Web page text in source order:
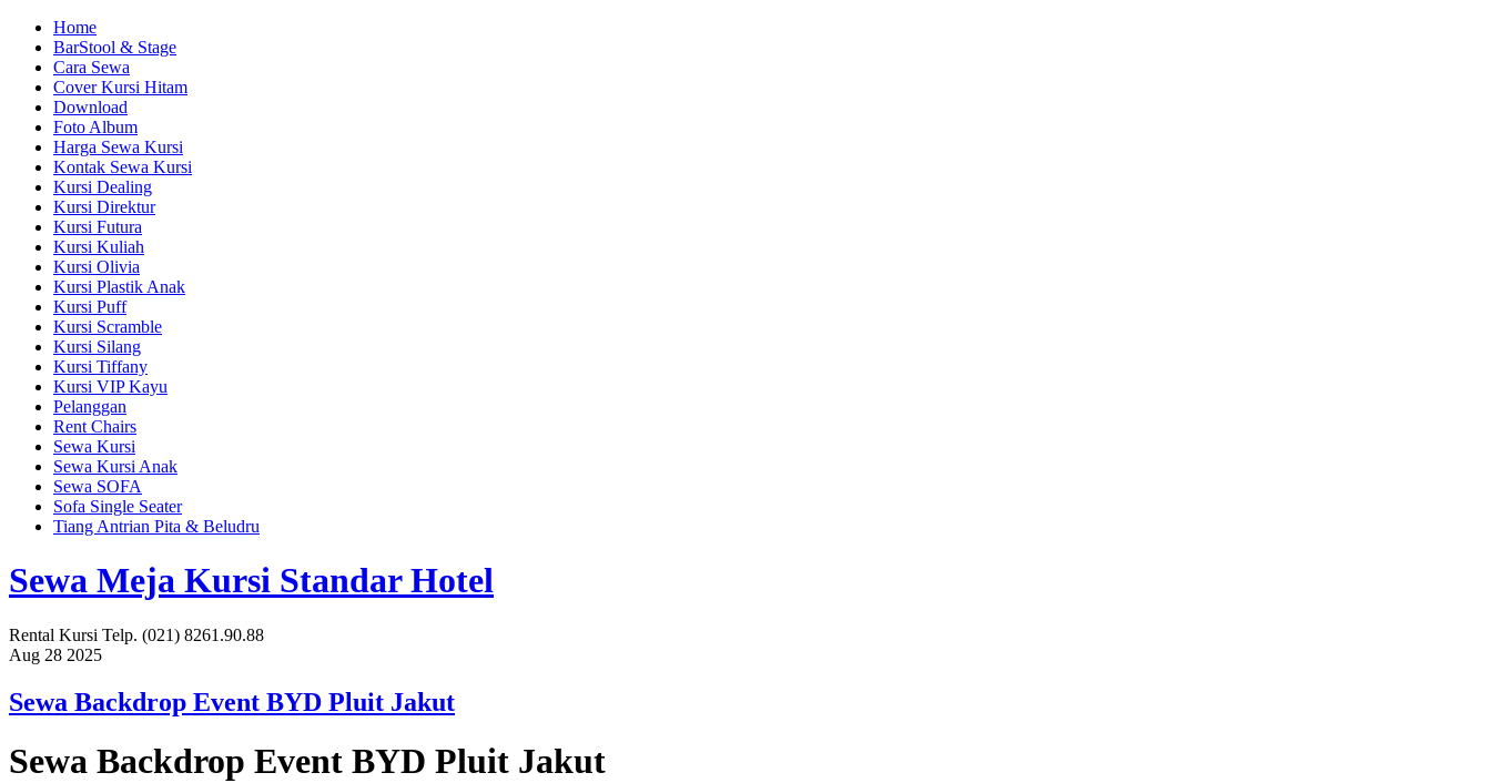
Home
BarStool & Stage
Cara Sewa
Cover Kursi Hitam
Download
Foto Album
Harga Sewa Kursi
Kontak Sewa Kursi
Kursi Dealing
Kursi Direktur
Kursi Futura
Kursi Kuliah
Kursi Olivia
Kursi Plastik Anak
Kursi Puff
Kursi Scramble
Kursi Silang
Kursi Tiffany
Kursi VIP Kayu
Pelanggan
Rent Chairs
Sewa Kursi
Sewa Kursi Anak
Sewa SOFA
Sofa Single Seater
Tiang Antrian Pita & Beludru
Sewa Meja Kursi Standar Hotel
Rental Kursi Telp. (021) 8261.90.88
Aug 28 2025
Sewa Backdrop Event BYD Pluit Jakut
Sewa Backdrop Event BYD Pluit Jakut